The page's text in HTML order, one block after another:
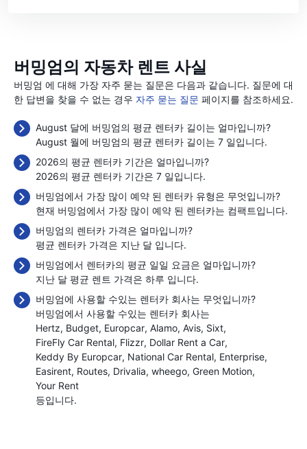
버밍엄의 자동차 렌트 사실
버밍엄 에 대해 가장 자주 묻는 질문은 다음과 같습니다. 질문에 대
한 답변을 찾을 수 없는 경우 자주 묻는 질문 페이지를 참조하세요.
August 달에 버밍엄의 평균 렌터카 길이는 얼마입니까?
August 월에 버밍엄의 평균 렌터카 길이는 7 일입니다.
2026의 평균 렌터카 기간은 얼마입니까?
2026의 평균 렌터카 기간은 7 일입니다.
버밍엄에서 가장 많이 예약 된 렌터카 유형은 무엇입니까?
현재 버밍엄에서 가장 많이 예약 된 렌터카는 컴팩트입니다.
버밍엄의 렌터카 가격은 얼마입니까?
평균 렌터카 가격은 지난 달 입니다.
버밍엄에서 렌터카의 평균 일일 요금은 얼마입니까?
지난 달 평균 렌트 가격은 하루 입니다.
버밍엄에 사용할 수있는 렌터카 회사는 무엇입니까?
버밍엄에서 사용할 수있는 렌터카 회사는
Hertz Budget Europcar Alamo Avis Sixt
FireFly Car Rental Flizzr Dollar Rent a Car
Keddy By Europcar National Car Rental Enterprise
Easirent Routes Drivalia wheego Green Motion
Your Rent
등입니다.